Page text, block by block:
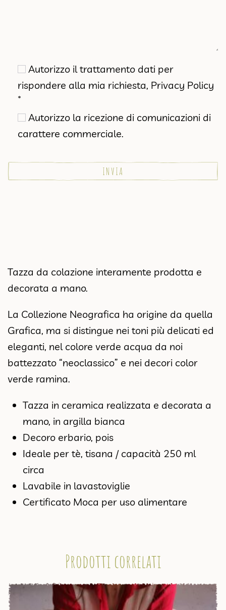
Autorizzo il trattamento dati per
rispondere alla mia richiesta, Privacy Policy
*
Autorizzo la ricezione di comunicazioni di
carattere commerciale.
Tazza da colazione interamente prodotta e
decorata a mano.
La Collezione Neografica ha origine da quella
Grafica, ma si distingue nei toni più delicati ed
eleganti, nel colore verde acqua da noi
battezzato “neoclassico” e nei decori color
verde ramina.
Tazza in ceramica realizzata e decorata a
mano, in argilla bianca
Decoro erbario, pois
Ideale per tè, tisana / capacità 250 ml
circa
Lavabile in lavastoviglie
Certificato Moca per uso alimentare
Prodotti correlati